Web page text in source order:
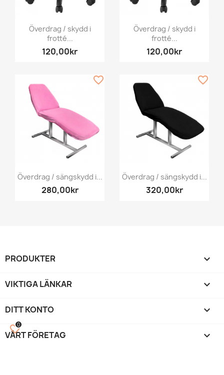
Överdrag / skydd i
frotté...
120,00kr
Överdrag / skydd i
frotté...
120,00kr
Överdrag / sängskydd i...
280,00kr
favorite_border
Överdrag / sängskydd i...
320,00kr
favorite_border
PRODUKTER 
VIKTIGA LÄNKAR 
DITT KONTO 
VÅRT FÖRETAG keyboard_arrow_down
favorite_border
0